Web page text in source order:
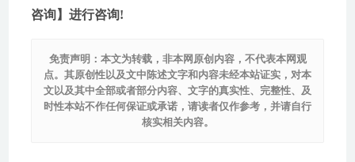
咨询】进行咨询!
免责声明：本文为转载，非本网原创内容，不代表本网观
点。其原创性以及文中陈述文字和内容未经本站证实，对本
文以及其中全部或者部分内容、文字的真实性、完整性、及
时性本站不作任何保证或承诺，请读者仅作参考，并请自行
核实相关内容。